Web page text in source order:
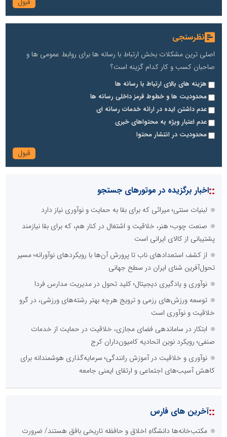
نظرسنجی
اصلی ترین مشکلات بخش ارتباط با رسانه ها برای روابط عمومی ها و
صاحبان کسب و کار کدام گزینه است؟
هزینه های بالای ارتباط با رسانه ها
محدودیت ها و خطوط قرمز داخلی رسانه ها
عدم داشتن ایده در ارائه خدمات رسانه ای
عدم اعتبار ویژه به محتواهای خبری
محدودیت در انتشار محتوا
::اخبار برگزیده در موتورهای جستجو
لبنیات سنتی؛ میراثی که برای بقا به حمایت و نوآوری نیاز دارد
صنعت چوب؛ هنر، خلاقیت و اشتغال در کنار هم، که برای بقا نیازمند
پشتیبانی از کالای ایرانی است
از کشف استعدادهای ناب تا پرورش آن‌ها با رویکردهای نوآورانه؛ مسیر
تحول‌آفرین شنای ایران در سطح جهانی
نوآوری و یادگیری دیجیتال؛ کلید تحول در مدیریت مدارس فردا
توسعه ورزش‌های رزمی و ترویج هرچه بهتر رشته‌های ورزشی، در گرو
خلاقیت و نوآوری است
ابتکار در ساماندهی فضای مجازی، خلاقیت در حمایت از خدمات
صنفی؛ رویکرد نوین اتحادیه کامیون‌داران کرج
نوآوری و خلاقیت در آموزش رانندگی؛ سرمایه‌گذاری هوشمندانه برای
کاهش آسیب‌های اجتماعی و ارتقای ایمنی جامعه
::آخرین های فارس
مکتب‌خانه‌ها دانشگاهِ اخلاق و حافظه تاریخی بافق هستند/ ضرورت